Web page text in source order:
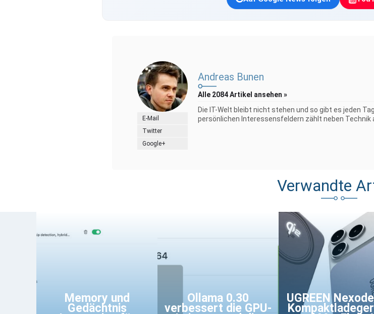
E-Mail
Twitter
Google+
Andreas Bunen
Alle 2084 Artikel ansehen »
Die IT-Welt bleibt nicht stehen und so gibt es jeden
persönlichen Interessensfeldern zählt neben Technik
Verwandte
Memory und
Gedächtnis
Ollama 0.30
verbessert die GPU-
UGREEN